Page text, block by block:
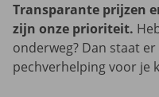
Transparante prijzen
zijn onze prioriteit.
onderweg? Dan staat
pechverhelping voor je